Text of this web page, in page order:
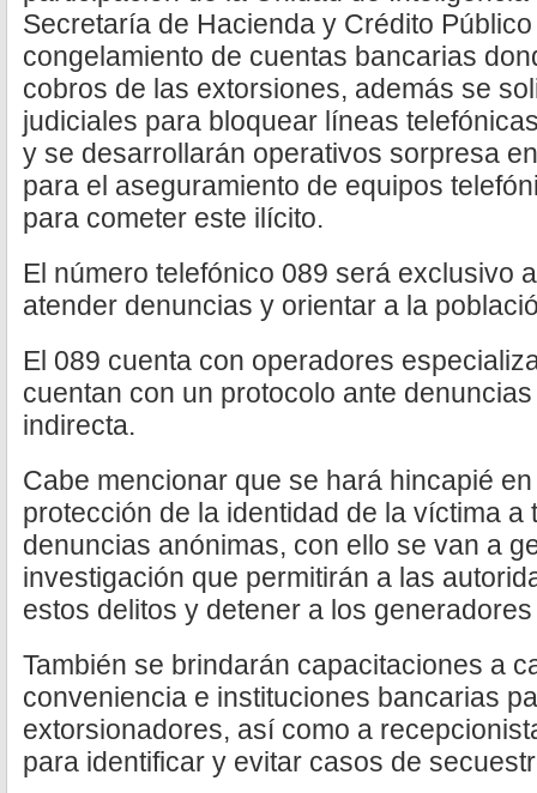
Secretaría de Hacienda y Crédito
congelamiento de cuentas bancarias
cobros de las extorsiones, además se
judiciales para bloquear líneas
y se desarrollarán operativos sorpresa
para el aseguramiento de equipos
para cometer este ilícito.
El número telefónico 089 será exclusivo
atender denuncias y orientar a la
El 089 cuenta con operadores
cuentan con un protocolo ante
indirecta.
Cabe mencionar que se hará hincapié
protección de la identidad de la víctima
denuncias anónimas, con ello se van a
investigación que permitirán a las
estos delitos y detener a los
También se brindarán capacitaciones a
conveniencia e instituciones bancarias
extorsionadores, así como a
para identificar y evitar casos de